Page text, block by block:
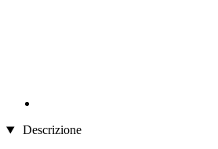
Descrizione